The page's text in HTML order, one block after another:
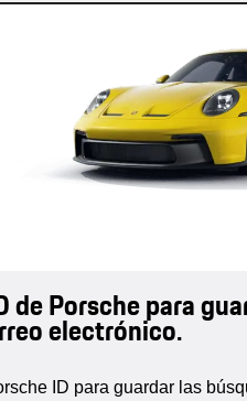
de Porsche para
electrónico.
ID para guardar las